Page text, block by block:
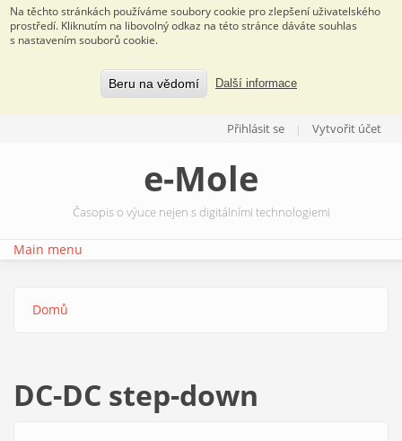
Na těchto stránkách používáme soubory cookie pro zlepšení uživatelského
prostředí. Kliknutím na libovolný odkaz na této stránce dáváte souhlas
s nastavením souborů cookie.
Beru na vědomí Další informace
Přihlásit se Vytvořit účet
e-Mole
Časopis o výuce nejen s digitálními technologiemi
Main menu
Jste zde
Domů
DC-DC step-down